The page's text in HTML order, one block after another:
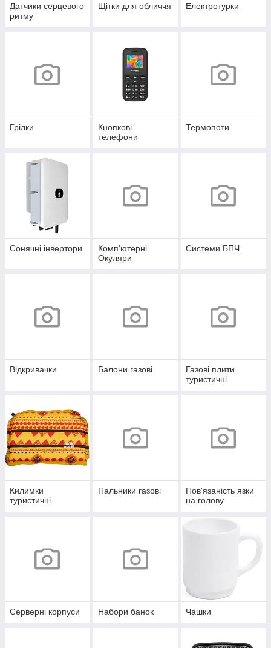
Датчики серцевого
ритму
Щітки для обличчя Електротурки
Грілки
Кнопкові
телефони
Термопоти
Сонячні інвертори
Комп'ютерні
Окуляри
Системи БПЧ
Відкривачки Балони газові
Газові плити
туристичні
Килимки
туристичні
Пальники газові
Пов'язаність язки
на голову
Серверні корпуси Набори банок Чашки